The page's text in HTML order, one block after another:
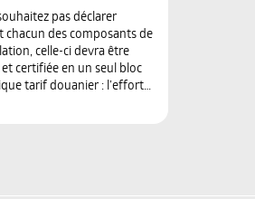
pas déclarer
chacun des composants de
celle-ci devra être
certifiée en un seul bloc
tarif douanier : l’effort…